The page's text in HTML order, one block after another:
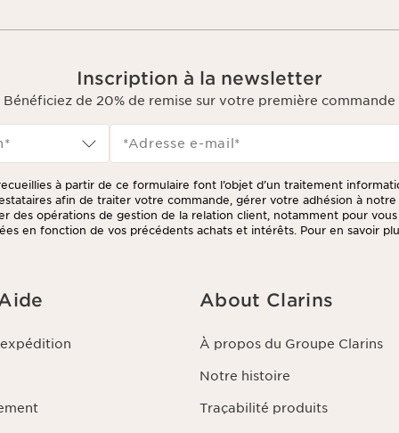
Inscription à la newsletter
Bénéficiez de 20% de remise sur votre première commande
*Adresse e-mail *
à partir de ce formulaire font l’objet d’un traitement
afin de traiter votre commande, gérer votre adhésion à
des opérations de gestion de la relation client, notamment pour vous
en fonction de vos précédents achats et intérêts. Pour en savoir
About Clarins
À propos du Groupe Clarins
Notre histoire
Traçabilité produits